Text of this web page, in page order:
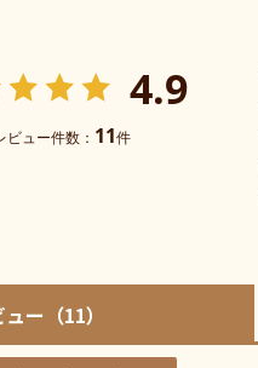
4.9
ビュー件数： 11件
ー （11）